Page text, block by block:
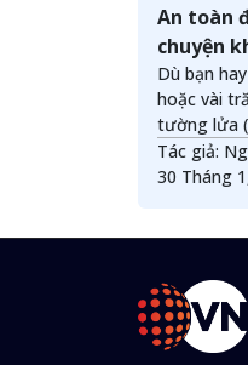
An toàn
chuyện
Dù bạn
hoặc vài
tường lửa
(IPS/IDS),
Malware,